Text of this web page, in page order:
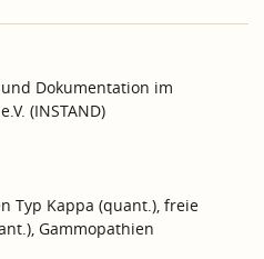
Dokumentation im
(INSTAND)
Typ Kappa (quant.), freie
Gammopathien